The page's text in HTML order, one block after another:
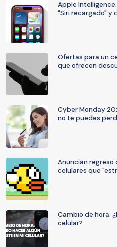
Apple
"Siri recargado" y
Ofertas para un
que ofrecen
Cyber Monday
no te puedes
Anuncian regreso
celulares que
Cambio de hora:
celular?